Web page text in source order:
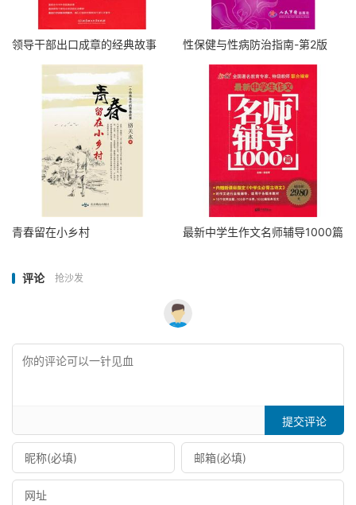
领导干部出口成章的经典故事 性保健与性病防治指南-第2版
青春留在小乡村 最新中学生作文名师辅导1000篇
评论 抢沙发
提交评论